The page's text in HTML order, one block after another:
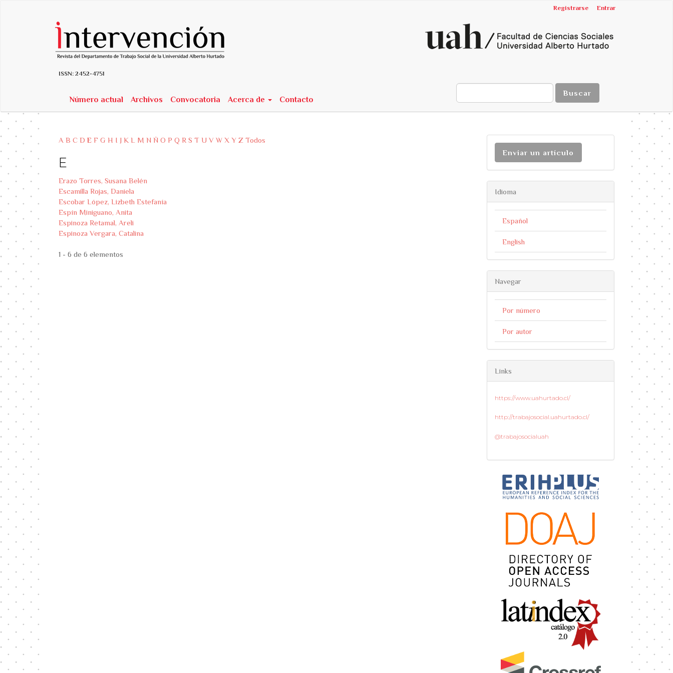
##plugins.themes.bootstrap3.accessible_menu.main_content##
##plugins.themes.bootstrap3.accessible_menu.sidebar##
Registrarse Entrar
ISSN: 2452-4751
Número actual Archivos Convocatoria Acerca de Contacto
Buscar
A B C D E F G H I J K L M N Ñ O P Q R S T U V W X Y Z Todos
E
Erazo Torres, Susana Belén
Escamilla Rojas, Daniela
Escobar López, Lizbeth Estefanía
Espín Miniguano, Anita
Espinoza Retamal, Areli
Espinoza Vergara, Catalina
1 - 6 de 6 elementos
Enviar un artículo
Idioma
Español
English
Navegar
Por número
Por autor
Links
https://www.uahurtado.cl/
http://trabajosocial.uahurtado.cl/
@trabajosocialuah